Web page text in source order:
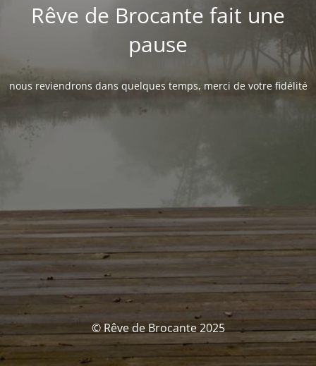
Rêve de Brocante fait une
pause
nous reviendrons dans quelques temps, merci de votre fidélité
© Rêve de Brocante 2025